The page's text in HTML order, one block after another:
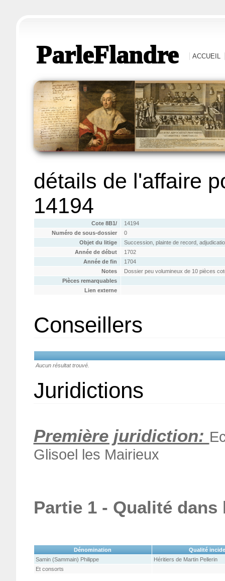
ParleFlandre ACCUEIL
détails de l'affaire
14194
Cote 8B1/
14194
Numéro de sous-dossier
0
Objet du litige
Succession, plainte de record,
Année de début
1702
Année de fin
1704
Notes
Dossier peu volumineux de 10 pièces
Pièces remarquables
Lien externe
Conseillers
Aucun résultat trouvé.
Juridictions
Première juridiction:
Glisoel les Mairieux
Partie 1 - Qualité
Dénomination
Qualité
Samin (Sammain) Philippe
Héritiers de Martin Pellerin
Et consorts